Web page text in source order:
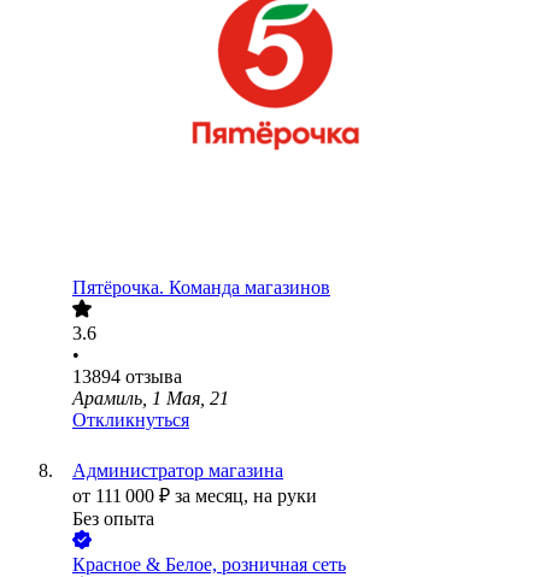
Пятёрочка. Команда магазинов
3.6
•
13894 отзыва
Арамиль, 1 Мая, 21
Откликнуться
Администратор магазина
от 111 000 ₽ за месяц, на руки
Без опыта
Красное & Белое, розничная сеть